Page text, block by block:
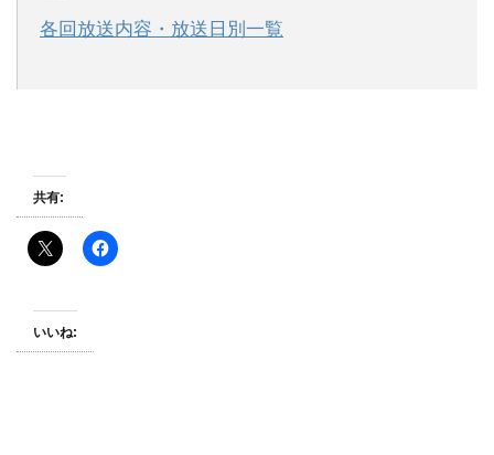
各回放送内容・放送日別一覧
共有:
いいね: